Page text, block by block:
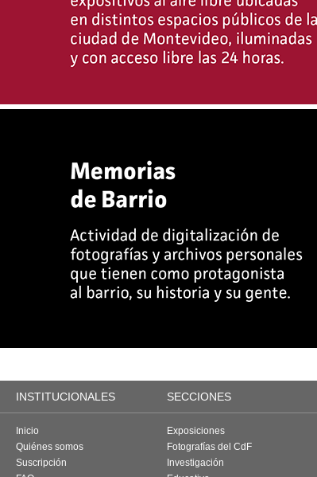
INSTITUCIONALES SECCIONES
Inicio
Quiénes somos
Suscripción
Exposiciones
Fotografías del CdF
Investigación